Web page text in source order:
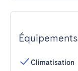
Équipements
Climatisation